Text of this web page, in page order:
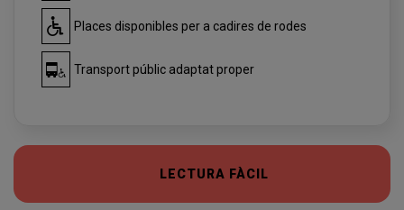
Places disponibles per a cadires de rodes
Transport públic adaptat proper
LECTURA FÀCIL